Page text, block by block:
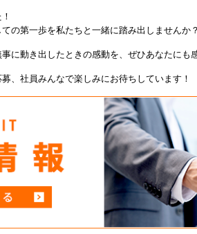
の第一歩を私たちと一緒に踏み出しませんか？
に動き出したときの感動を、ぜひあなたにも
、社員みんなで楽しみにお待ちしています！